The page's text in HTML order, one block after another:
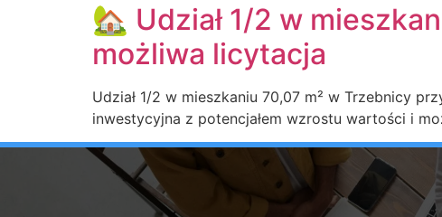
🏡 Udział 1/2 w
możliwa licytacja
Udział 1/2 w mieszkaniu 70,07 m² w Trzebnicy
inwestycyjna z potencjałem wzrostu wartości i